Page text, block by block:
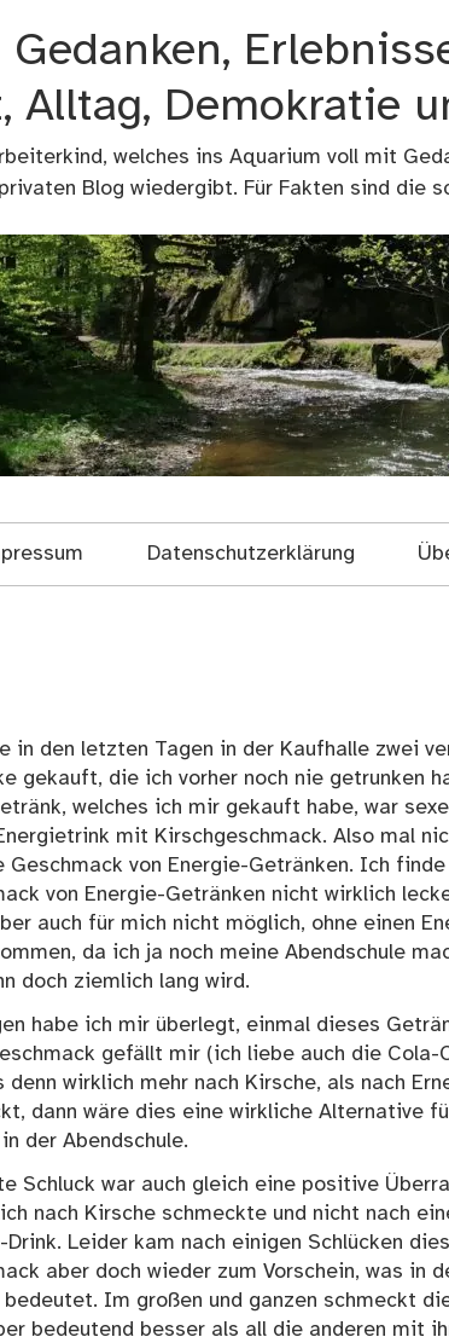
Alltag, Demokratie
welches ins Aquarium voll mit
Blog wiedergibt. Für Fakten sind die
Datenschutzerklärung
in den letzten Tagen in der Kaufhalle zwei
gekauft, die ich vorher noch nie getrunken
welches ich mir gekauft habe, war
mit Kirschgeschmack. Also mal
Geschmack von Energie-Getränken. Ich
von Energie-Getränken nicht wirklich
auch für mich nicht möglich, ohne einen
da ich ja noch meine Abendschule
doch ziemlich lang wird.
habe ich mir überlegt, einmal dieses
gefällt mir (ich liebe auch die Cola-
denn wirklich mehr nach Kirsche, als nach
dann wäre dies eine wirkliche Alternative
der Abendschule.
Schluck war auch gleich eine positive
nach Kirsche schmeckte und nicht nach
Drink. Leider kam nach einigen Schlücken
aber doch wieder zum Vorschein, was in
bedeutet. Im großen und ganzen schmeckt
bedeutend besser als all die anderen mit